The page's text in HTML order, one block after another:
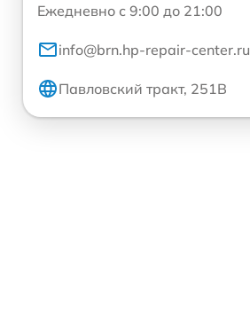
Ежедневно с 9:00 до 21:00
info@brn.hp-repair-center.ru
Павловский тракт, 251В